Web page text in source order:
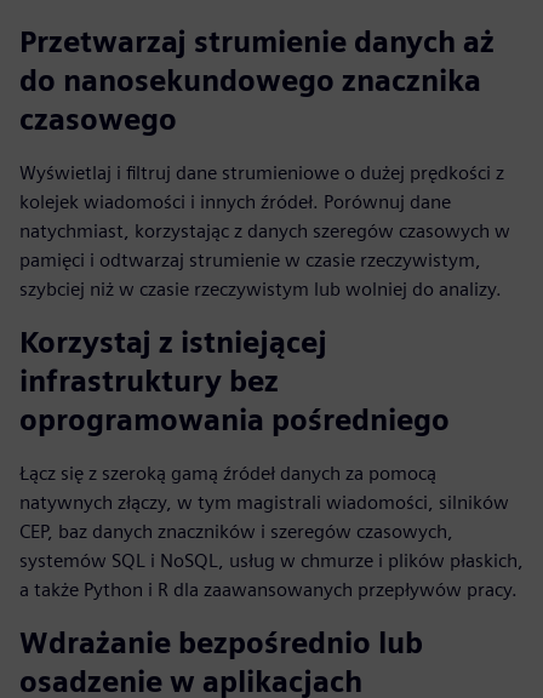
Przetwarzaj strumienie danych aż
do nanosekundowego znacznika
czasowego
Wyświetlaj i filtruj dane strumieniowe o dużej prędkości z
kolejek wiadomości i innych źródeł. Porównuj dane
natychmiast, korzystając z danych szeregów czasowych w
pamięci i odtwarzaj strumienie w czasie rzeczywistym,
szybciej niż w czasie rzeczywistym lub wolniej do analizy.
Korzystaj z istniejącej
infrastruktury bez
oprogramowania pośredniego
Łącz się z szeroką gamą źródeł danych za pomocą
natywnych złączy, w tym magistrali wiadomości, silników
CEP, baz danych znaczników i szeregów czasowych,
systemów SQL i NoSQL, usług w chmurze i plików płaskich,
a także Python i R dla zaawansowanych przepływów pracy.
Wdrażanie bezpośrednio lub
osadzenie w aplikacjach